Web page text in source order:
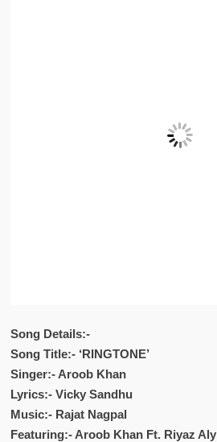
Song Details:-
Song Title:- ‘RINGTONE’
Singer:- Aroob Khan
Lyrics:- Vicky Sandhu
Music:- Rajat Nagpal
Featuring:- Aroob Khan Ft. Riyaz Aly